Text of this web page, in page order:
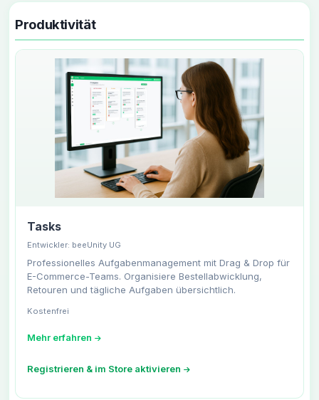
Produktivität
Tasks
Entwickler: beeUnity UG
Professionelles Aufgabenmanagement mit Drag & Drop für
E-Commerce-Teams. Organisiere Bestellabwicklung,
Retouren und tägliche Aufgaben übersichtlich.
Kostenfrei
Mehr erfahren
Registrieren & im Store aktivieren